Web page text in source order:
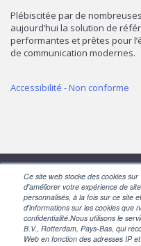
Ce site web stocke des cookies
d'améliorer votre expérience de
personnalisés, à la fois sur ce site
d'informations sur les cookies que
confidentialité.Nous utilisons le
B.V., Rotterdam, Pays-Bas, qui
Web en fonction des adresses IP
Plébiscitée par de
aujourd’hui la solution de
performantes et prêtes pour
de communication modernes.
Accessibilité - Non conforme